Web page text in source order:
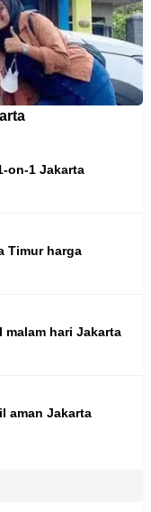
on-1 Jakarta
Timur harga
hari Jakarta
aman Jakarta